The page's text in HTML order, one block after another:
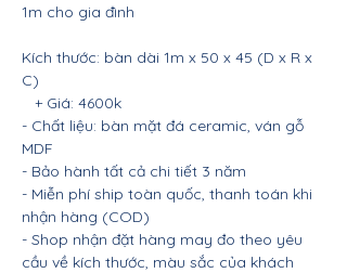
1m cho gia đình
Kích thước: bàn dài 1m x 50 x 45 (D x R x
C)
+ Giá: 4600k
- Chất liệu: bàn mặt đá ceramic, ván gỗ
MDF
- Bảo hành tất cả chi tiết 3 năm
- Miễn phí ship toàn quốc, thanh toán khi
nhận hàng (COD)
- Shop nhận đặt hàng may đo theo yêu
cầu về kích thước, màu sắc của khách